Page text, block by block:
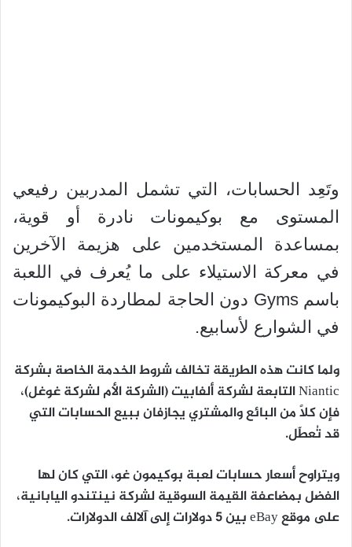
وتَعِد الحسابات، التي تشمل المدربين رفيعي
المستوى مع بوكيمونات نادرة أو قوية،
بمساعدة المستخدمين على هزيمة الآخرين
في معركة الاستيلاء على ما يُعرف في اللعبة
باسم Gyms دون الحاجة لمطاردة البوكيمونات
في الشوارع لأسابيع.
ولما كانت هذه الطريقة تخالف شروط الخدمة الخاصة بشركة
Niantic التابعة لشركة ألفابيت (الشركة الأم لشركة غوغل)،
فإن كلًا من البائع والمشتري يجازفان ببيع الحسابات التي
قد تُعطّل.
ويتراوح أسعار حسابات لعبة بوكيمون غو، التي كان لها
الفضل بمضاعفة القيمة السوقية لشركة نينتندو اليابانية،
على موقع eBay بين 5 دولارات إلى آلالف الدولارات.